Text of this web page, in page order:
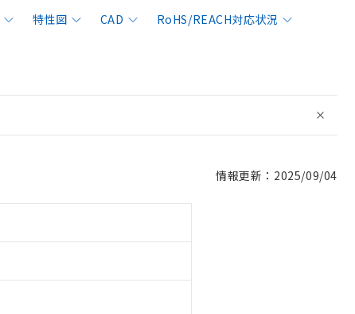
特性図 CAD
RoHS/REACH対応状況
情報更新：2025/09/04